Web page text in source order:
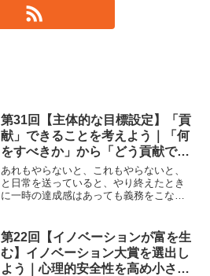
第31回【主体的な目標設定】「貢
献」できることを考えよう｜「何
をすべきか」から「どう貢献でき
るか」への質問転換で上向きエネ
ルギーを生む方法
あれもやらないと、これもやらないと、
と日常を送っていると、やり終えたとき
に一時の達成感はあっても義務をこなし
と先の景色を見ることができるでしょ
う。
第22回【イノベーションが富を生
む】イノベーション大賞を選出し
よう｜心理的安全性を高め小さな